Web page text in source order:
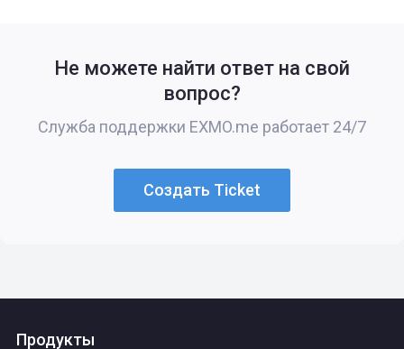
Не можете найти ответ на свой
вопрос?
Служба поддержки EXMO.me работает 24/7
Создать Ticket
Продукты